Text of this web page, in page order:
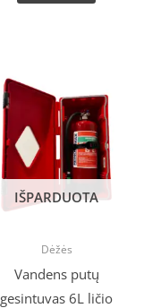
IŠPARDUOTA
Dėžės
Vandens putų
gesintuvas 6L ličio